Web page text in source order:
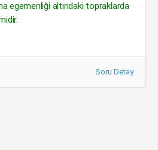
egemenliği altındaki topraklarda
Soru Detay